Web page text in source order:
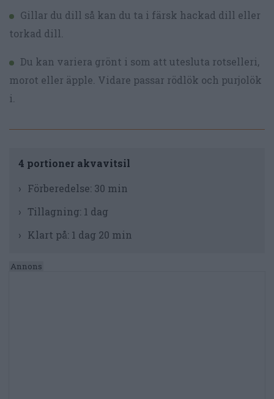
Gillar du dill så kan du ta i färsk hackad dill eller
torkad dill.
Du kan variera grönt i som att utesluta rotselleri,
morot eller äpple. Vidare passar rödlök och purjolök
i.
4 portioner akvavitsil
Förberedelse: 30 min
Tillagning: 1 dag
Klart på: 1 dag 20 min